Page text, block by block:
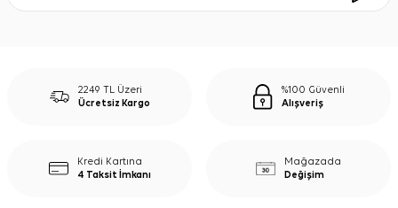
2249 TL Üzeri
Ücretsiz Kargo
%100 Güvenli
Alışveriş
Kredi Kartına
4 Taksit İmkanı
Mağazada
Değişim